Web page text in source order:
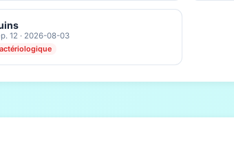
12 · 2026-08-03